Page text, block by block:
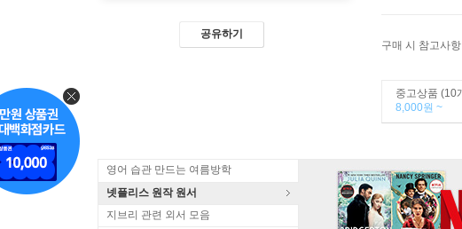
공유하기
구매 시 참고사항
중고상품 (10
8,000원 ~
영어 습관 만드는 여름방학
넷플리스 원작 원서
지브리 관련 외서 모음